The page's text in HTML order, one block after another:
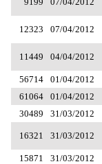
07/04/2012
12323
04/04/2012
11449
01/04/2012
56714
01/04/2012
61064
31/03/2012
30489
31/03/2012
16321
31/03/2012
15871